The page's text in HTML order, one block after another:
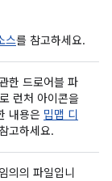
스를 참고하세요.
한 드로어블 파
런처 아이콘을
내용은 밉맵 디
고하세요.
의의 파일입니